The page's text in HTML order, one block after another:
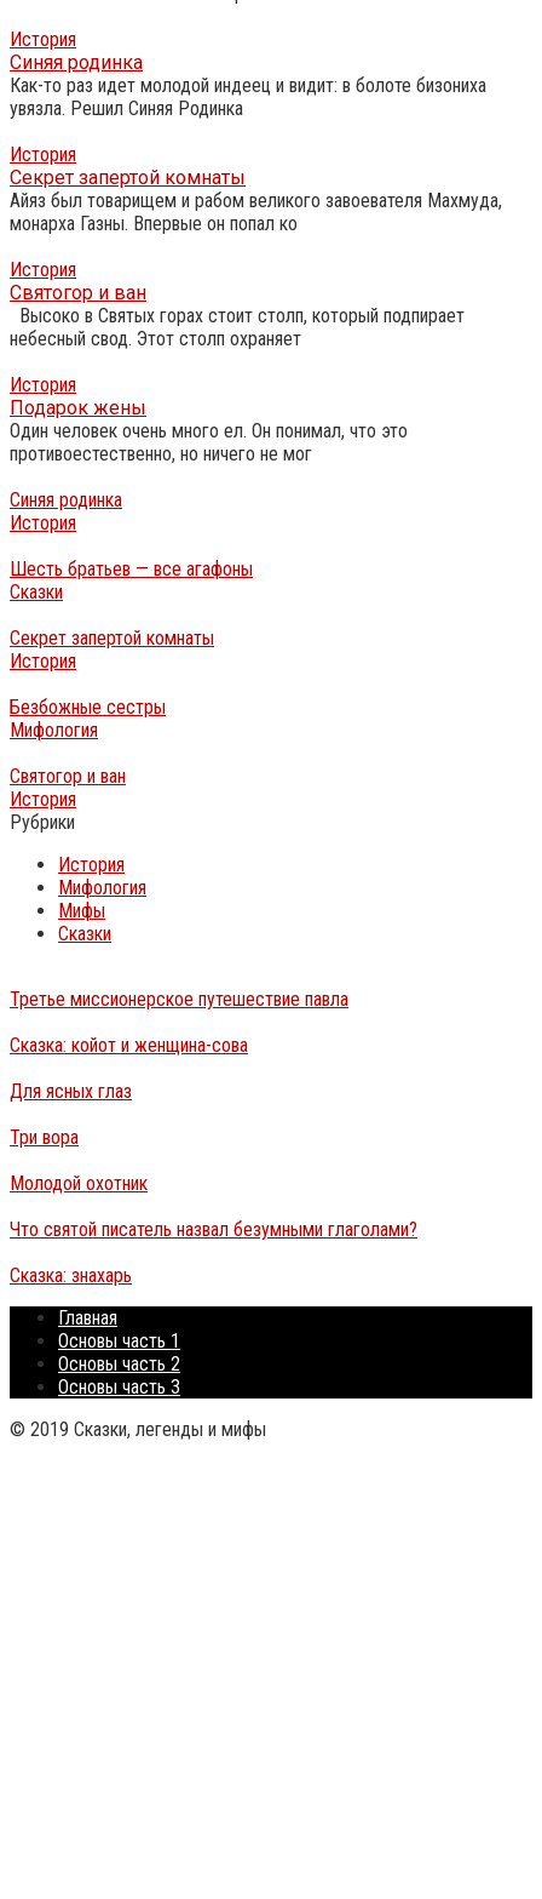
История
Синяя родинка
Как-то раз идет молодой индеец и видит: в болоте бизониха
увязла. Решил Синяя Родинка
История
Секрет запертой комнаты
Айяз был товарищем и рабом великого завоевателя Махмуда,
монарха Газны. Впервые он попал ко
История
Святогор и ван
Высоко в Святых горах стоит столп, который подпирает
небесный свод. Этот столп охраняет
История
Подарок жены
Один человек очень много ел. Он понимал, что это
противоестественно, но ничего не мог
Синяя родинка
История
Шесть братьев — все агафоны
Сказки
Секрет запертой комнаты
История
Безбожные сестры
Мифология
Святогор и ван
История
Рубрики
История
Мифология
Мифы
Сказки
Третье миссионерское путешествие павла
Сказка: койот и женщина-сова
Для ясных глаз
Три вора
Молодой охотник
Что святой писатель назвал безумными глаголами?
Сказка: знахарь
Главная
Основы часть 1
Основы часть 2
Основы часть 3
© 2019 Сказки, легенды и мифы